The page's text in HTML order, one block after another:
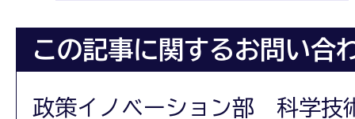
この記事に関するお問い合
政策イノベーション部 科学技